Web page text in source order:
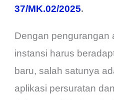
37/MK.02/2025.
Dengan pengurangan
instansi harus
baru, salah satunya
aplikasi persuratan